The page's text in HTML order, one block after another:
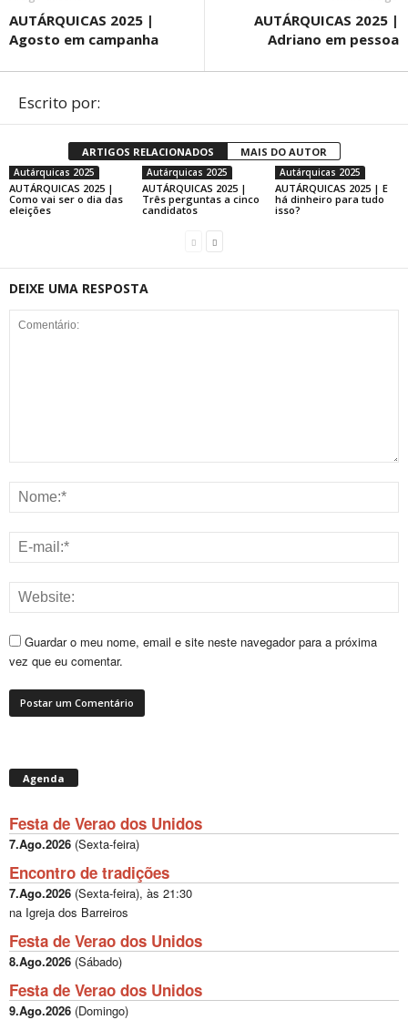
AUTÁRQUICAS 2025 |
Agosto em campanha
AUTÁRQUICAS 2025 |
Adriano em pessoa
Escrito por:
ARTIGOS RELACIONADOS MAIS DO AUTOR
Autárquicas 2025
AUTÁRQUICAS 2025 |
Como vai ser o dia das
eleições
Autárquicas 2025
AUTÁRQUICAS 2025 |
Três perguntas a cinco
candidatos
Autárquicas 2025
AUTÁRQUICAS 2025 | E
há dinheiro para tudo
isso?
DEIXE UMA RESPOSTA
Guardar o meu nome, email e site neste navegador para a próxima
vez que eu comentar.
Agenda
Festa de Verao dos Unidos
7.Ago.2026 (Sexta-feira)
Encontro de tradições
7.Ago.2026 (Sexta-feira), às 21:30
na Igreja dos Barreiros
Festa de Verao dos Unidos
8.Ago.2026 (Sábado)
Festa de Verao dos Unidos
9.Ago.2026 (Domingo)